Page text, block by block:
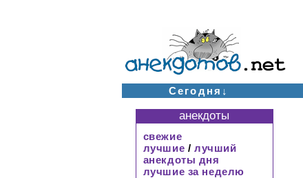
Сегодня↓
анекдоты
свежие
лучшие / лучший
анекдоты дня
лучшие за неделю